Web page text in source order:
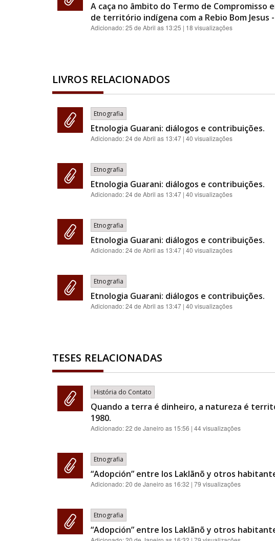
A caça no âmbito do Termo de Compromisso
de território indígena com a Rebio Bom Jesus -
Adicionado:25 de Abril as 13:25 | 18 visualizações
LIVROS RELACIONADOS
Etnografia
Etnologia Guarani: diálogos e contribuições.
Adicionado:24 de Abril as 13:47 | 40 visualizações
Etnografia
Etnologia Guarani: diálogos e contribuições.
Adicionado:24 de Abril as 13:47 | 40 visualizações
Etnografia
Etnologia Guarani: diálogos e contribuições.
Adicionado:24 de Abril as 13:47 | 40 visualizações
Etnografia
Etnologia Guarani: diálogos e contribuições.
Adicionado:24 de Abril as 13:47 | 40 visualizações
TESES RELACIONADAS
História do Contato
Quando a terra é dinheiro, a natureza é
1980.
Adicionado:22 de Janeiro as 15:56 | 44 visualizações
Etnografia
“Adopción” entre los Laklãnõ y otros
Adicionado:20 de Janeiro as 16:32 | 79 visualizações
Etnografia
“Adopción” entre los Laklãnõ y otros